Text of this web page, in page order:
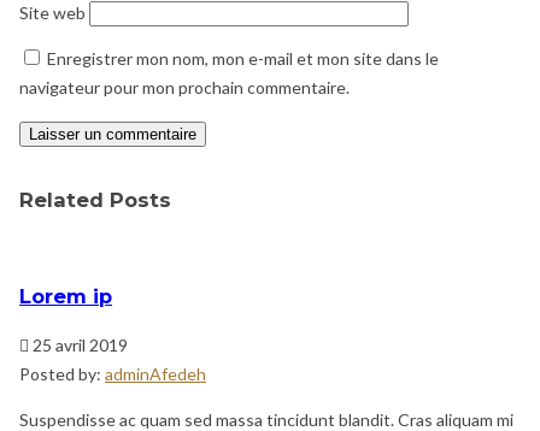
Site web
Enregistrer mon nom, mon e-mail et mon site dans le
navigateur pour mon prochain commentaire.
Related Posts
Lorem ip
25 avril 2019
Posted by: adminAfedeh
Suspendisse ac quam sed massa tincidunt blandit. Cras aliquam mi